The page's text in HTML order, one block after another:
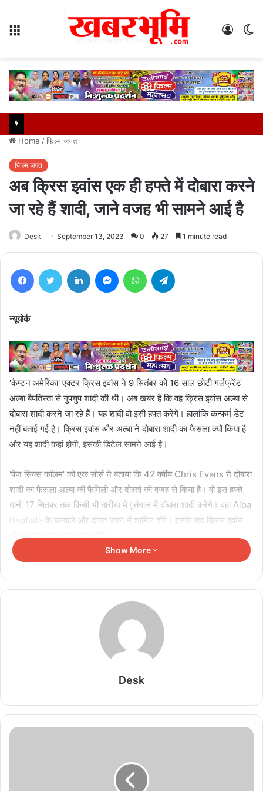
Log
Home /फिल्म जगत
फिल्म जगत
अब क्रिस इवांस एक ही हफ्ते में दोबारा करने
जा रहे हैं शादी, जाने वजह भी सामने आई है
Desk September 13, 2023 0 27 1 minute read
FacebookTwitter LinkedIn MessengerWhatsApp
न्यूयोर्क
'कैप्टन अमेरिका' एक्टर क्रिस इवांस ने 9 सितंबर को 16 साल छोटी गर्लफ्रेंड
अल्बा बैपतिस्ता से गुपचुप शादी की थी। अब खबर है कि वह क्रिस इवांस अल्बा से
दोबारा शादी करने जा रहे हैं। यह शादी वो इसी हफ्त करेंगें। हालांकि कन्फर्म डेट
नहीं बताई गई है। क्रिस इवांस और अल्बा ने दोबारा शादी का फैसला क्यों किया है
और यह शादी कहां होगी, इसकी डिटेल सामने आई है।
'पेज सिक्स कॉलम' को एक सोर्स ने बताया कि 42 वर्षीय Chris Evans ने दोबारा
शादी का फैसला अल्बा की फैमिली और दोस्तों की वजह से किया है। वो इस हफ्ते
यानी 17 सितंबर तक किसी भी तारीख में पुर्तगाल में दोबारा शादी करेंगे। वहां Alba
Baptista के घरवाले और दोस्त जश्न में शामिल होंगे। इसके बाद क्रिस इवांस
मृणाल ठाकुर और यशस्वी जायसवाल के रिश्ते की चर्चा तेज,
एक्ट्रेस ने अब कही ये बात
August 9, 2026
असम बाढ़ पीड़ितों की मदद को समय रैना ने दिए 10 लाख,
August 8, 2026
लोकेश कनगराज की ‘DC’ में एक्शन, रोमांस और बदले का खूनी
खेल देखने को मिलेगा
‘रामायणम्’ की भारत से पहले विदेशों में होगी रिलीज, जानें नमित
मल्होत्रा ने क्यों लिया फैसला
Show More
Desk